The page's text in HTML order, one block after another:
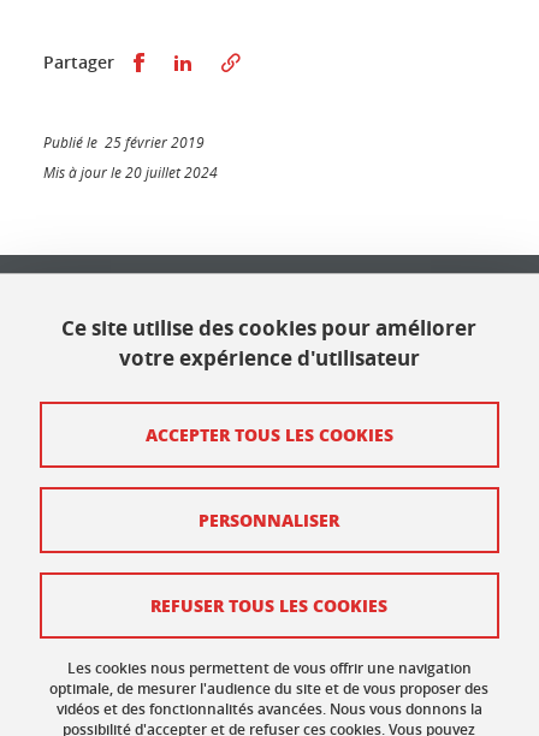
Partager Partager sur Facebook
Partager sur LinkedIn
Publié le 25 février 2019
Mis à jour le 20 juillet 2024
621 avenue Centrale
38400 Saint Martin d'Hères
Plan du site
Données personnelles
Gestion des cookies
Accessibilité : non conforme
Ce site utilise des cookies pour améliorer
votre expérience d'utilisateur
Les cookies nous permettent de vous offrir une navigation
optimale, de mesurer l'audience du site et de vous proposer des
vidéos et des fonctionnalités avancées. Nous vous donnons la
possibilité d'accepter et de refuser ces cookies. Vous pouvez
ACCEPTER TOUS LES COOKIES
REFUSER TOUS LES COOKIES
PERSONNALISER